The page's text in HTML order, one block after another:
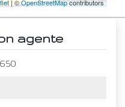
| ©OpenStreetMapcontributors
agente